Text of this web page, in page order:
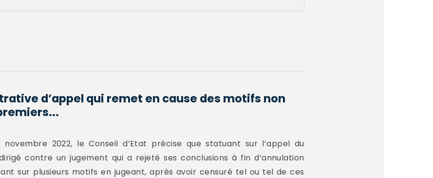
d’appel qui remet en cause des motifs non
2022, le Conseil d’Etat précise que statuant sur l’appel du
contre un jugement qui a rejeté ses conclusions à fin d’annulation
sur plusieurs motifs en jugeant, après avoir censuré tel ou tel de ces